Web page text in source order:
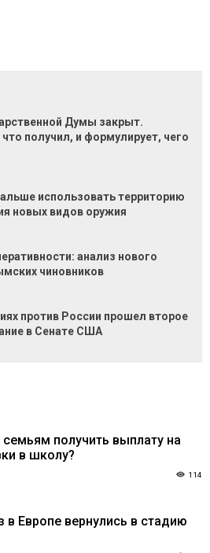
Думы закрыт.
получил, и формулирует, чего
использовать территорию
новых видов оружия
анализ нового
чиновников
против России прошел второе
в Сенате США
получить выплату на
в школу?
114
Европе вернулись в стадию